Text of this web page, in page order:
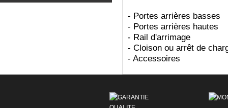
- Portes arrières basses
- Portes arrières hautes
- Rail d'arrimage
- Cloison ou arrêt de
- Accessoires